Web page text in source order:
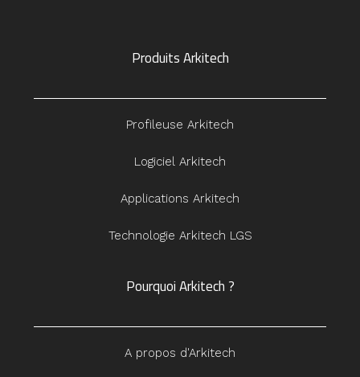
Produits Arkitech
Profileuse Arkitech
Logiciel Arkitech
Applications Arkitech
Technologie Arkitech LGS
Pourquoi Arkitech ?
A propos d'Arkitech